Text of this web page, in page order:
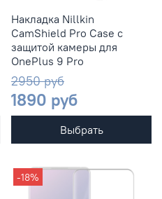
Накладка Nillkin
CamShield Pro Case с
защитой камеры для
OnePlus 9 Pro
2950 руб
1890 руб
Выбрать
-18%